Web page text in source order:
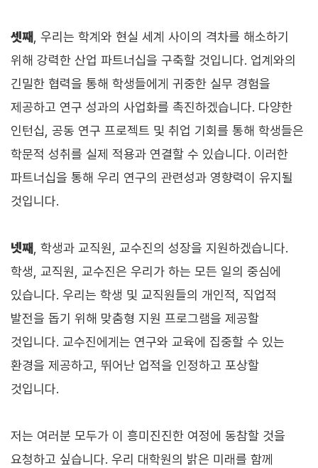
셋째
, 우리는 학계와 현실 세계 사이의 격차를 해소하기
위해 강력한 산업 파트너십을 구축할 것입니다. 업계와의
긴밀한 협력을 통해 학생들에게 귀중한 실무 경험을
제공하고 연구 성과의 사업화를 촉진하겠습니다. 다양한
인턴십, 공동 연구 프로젝트 및 취업 기회를 통해 학생들은
학문적 성취를 실제 적용과 연결할 수 있습니다. 이러한
파트너십을 통해 우리 연구의 관련성과 영향력이 유지될
것입니다.
넷째
, 학생과 교직원, 교수진의 성장을 지원하겠습니다.
학생, 교직원, 교수진은 우리가 하는 모든 일의 중심에
있습니다. 우리는 학생 및 교직원들의 개인적, 직업적
발전을 돕기 위해 맞춤형 지원 프로그램을 제공할
것입니다. 교수진에게는 연구와 교육에 집중할 수 있는
환경을 제공하고, 뛰어난 업적을 인정하고 포상할
것입니다.
저는 여러분 모두가 이 흥미진진한 여정에 동참할 것을
요청하고 싶습니다. 우리 대학원의 밝은 미래를 함께